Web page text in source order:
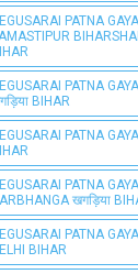
PATNA
PATNA
BIHAR
PATNA
PATNA
खगड़िया
PATNA
BIHAR